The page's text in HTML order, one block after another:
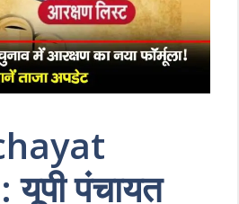
पंचायत